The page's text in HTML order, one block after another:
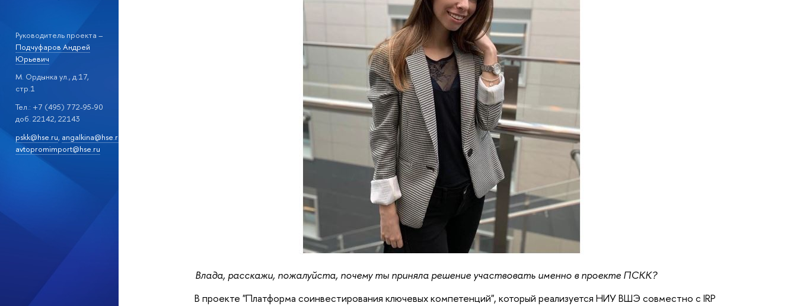
Руководитель проекта –
Подчуфаров Андрей
Юрьевич
М. Ордынка ул., д.17,
стр.1
Тел.: +7 (495) 772-95-90
доб. 22142, 22143
pskk@hse.ru, angalkina@hse.ru
avtopromimport@hse.ru
Влада, расскажи, пожалуйста, почему ты приняла решение участвовать именно в проекте ПСКК?
В проекте "Платформа соинвестирования ключевых компетенций", который реализуется НИУ ВШЭ совместно с IRP